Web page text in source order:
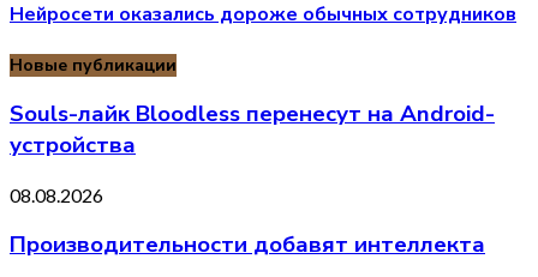
Нейросети оказались дороже обычных сотрудников
Новые публикации
Souls-лайк Bloodless перенесут на Android-
устройства
08.08.2026
Производительности добавят интеллекта